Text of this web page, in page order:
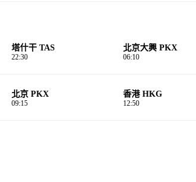
塔什干 TAS
22:30
北京大興 PKX
06:10
北京 PKX
09:15
香港 HKG
12:50